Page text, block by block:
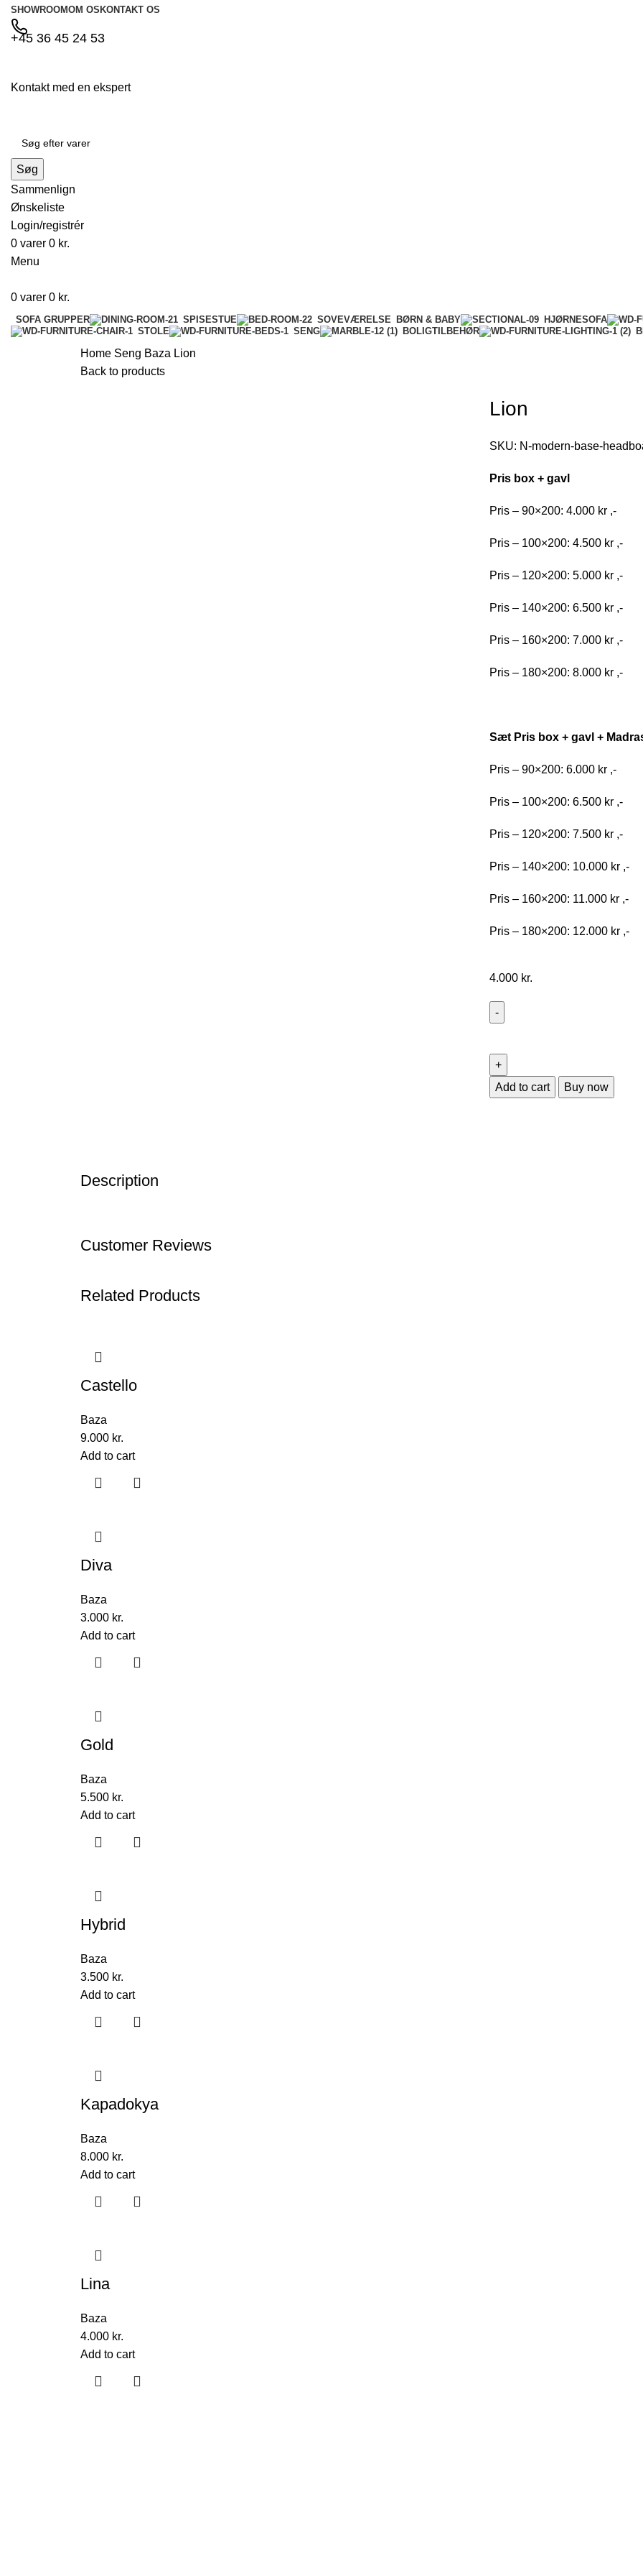
SHOWROOMOM OS KONTAKT OS
+45 36 45 24 53
Kontakt med en ekspert
Søg
Sammenlign
Ønskeliste
Login/registrér
0 varer 0 kr.
Menu
0 varer 0 kr.
SOFA GRUPPER SPISESTUE SOVEVÆRELSE BØRN & BABY
HJØRNESOFA
STOLE
SENG BOLIGTILBEHØR
Home Seng Baza Lion
Back to products
Lion
SKU: N-modern-base-
Pris box + gavl
Pris – 90×200: 4.000 kr ,-
Pris – 100×200: 4.500 kr ,-
Pris – 120×200: 5.000 kr ,-
Pris – 140×200: 6.500 kr ,-
Pris – 160×200: 7.000 kr ,-
Pris – 180×200: 8.000 kr ,-
Sæt Pris box + gavl +
Pris – 90×200: 6.000 kr ,-
Pris – 100×200: 6.500 kr ,-
Pris – 120×200: 7.500 kr ,-
Pris – 140×200: 10.000 kr ,-
Pris – 160×200: 11.000 kr ,-
Pris – 180×200: 12.000 kr ,-
4.000 kr.
Add to cart Buy now
Description
Customer Reviews
Related Products
Castello
Baza
9.000 kr.
Add to cart
Diva
Baza
3.000 kr.
Add to cart
Gold
Baza
5.500 kr.
Add to cart
Hybrid
Baza
3.500 kr.
Add to cart
Kapadokya
Baza
8.000 kr.
Add to cart
Lina
Baza
4.000 kr.
Add to cart